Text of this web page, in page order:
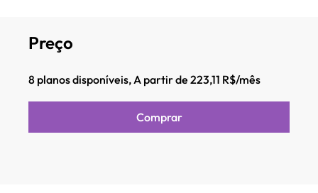
Preço
8 planos disponíveis, A partir de 223,11 R$/mês
Comprar